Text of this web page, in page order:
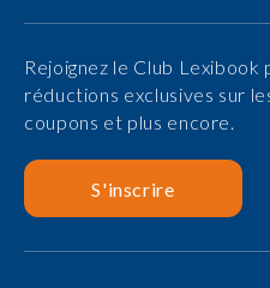
Rejoignez le Club
réductions exclusives sur
coupons et plus encore.
S'inscrire